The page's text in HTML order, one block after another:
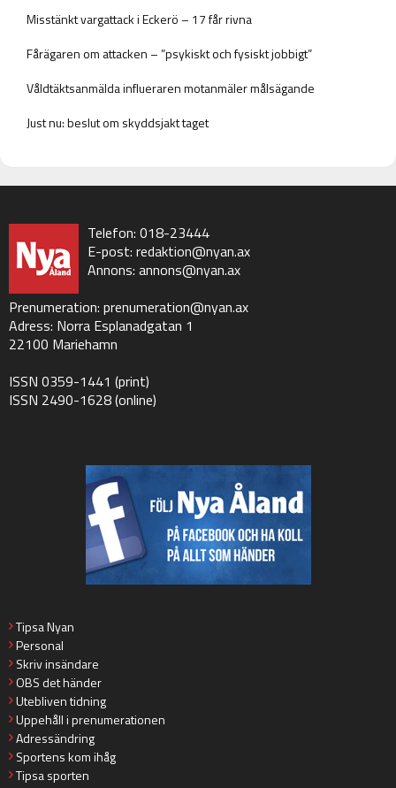
Misstänkt vargattack i Eckerö – 17 får rivna
Fårägaren om attacken – ”psykiskt och fysiskt jobbigt”
Våldtäktsanmälda influeraren motanmäler målsägande
Just nu: beslut om skyddsjakt taget
Telefon: 018-23444
E-post: redaktion@nyan.ax
Annons: annons@nyan.ax
Prenumeration: prenumeration@nyan.ax
Adress: Norra Esplanadgatan 1
22100 Mariehamn
ISSN 0359-1441 (print)
ISSN 2490-1628 (online)
Tipsa Nyan
Personal
Skriv insändare
OBS det händer
Utebliven tidning
Uppehåll i prenumerationen
Adressändring
Sportens kom ihåg
Tipsa sporten